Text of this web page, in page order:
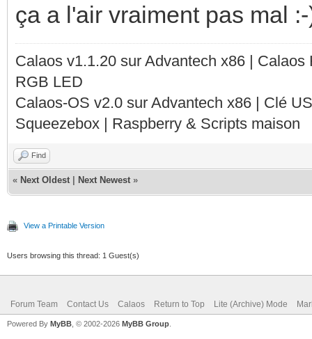
ça a l'air vraiment pas mal
Calaos v1.1.20 sur Advantech x86 |
RGB LED
Calaos-OS v2.0 sur Advantech x86 | Clé
Squeezebox | Raspberry & Scripts maison
Find
« Next Oldest Next Newest »
View a Printable Version
Users browsing this thread: 1 Guest(s)
Forum Team Contact Us Calaos Return to Top Lite (Archive) Mode
Powered By MyBB , © 2002-2026 MyBB Group